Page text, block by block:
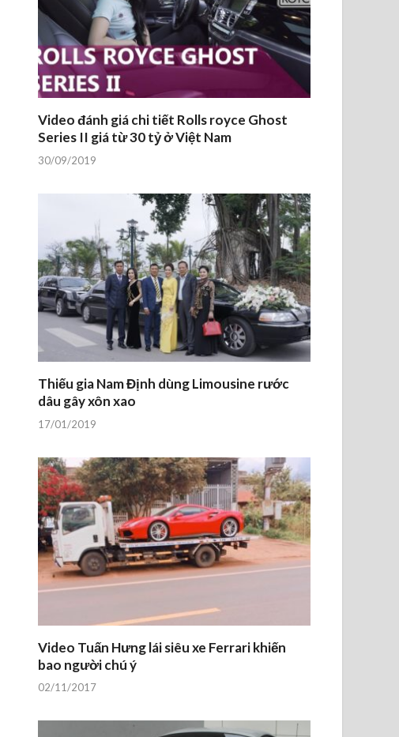
Video đánh giá chi tiết Rolls royce Ghost
Series II giá từ 30 tỷ ở Việt Nam
30/09/2019
Thiếu gia Nam Định dùng Limousine rước
dâu gây xôn xao
17/01/2019
Video Tuấn Hưng lái siêu xe Ferrari khiến
bao người chú ý
02/11/2017